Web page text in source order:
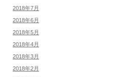
2018年7月
2018年6月
2018年5月
2018年4月
2018年3月
2018年2月